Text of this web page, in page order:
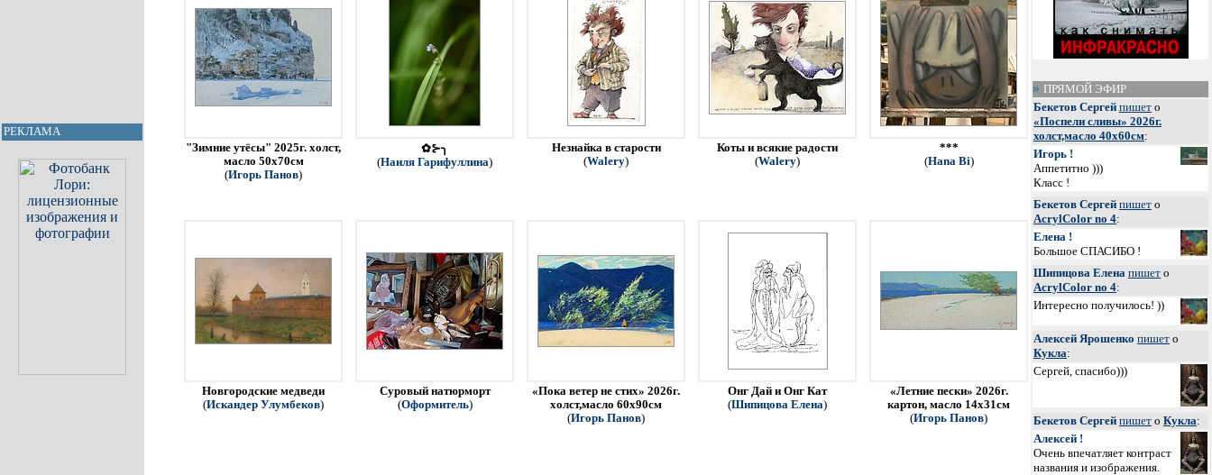
РЕКЛАМА
"Зимние утёсы" 2025г. холст,
масло 50х70см
(Игорь Панов)
✿⊱╮
(Наиля Гарифуллина)
Незнайка в старости
(Walery)
Коты и всякие радости
(Walery)
***
(Hana Bi)
Новгородские медведи
(Искандер Улумбеков)
Суровый натюрморт
(Оформитель)
«Пока ветер не стих» 2026г.
холст,масло 60х90см
(Игорь Панов)
Онг Дай и Онг Кат
(Шипицова Елена)
«Летние пески» 2026г.
картон, масло 14х31см
(Игорь Панов)
ПРЯМОЙ ЭФИР
Бекетов Сергей пишет о
«Поспели сливы» 2026г.
холст,масло 40х60см:
Игорь !
Аппетитно )))
Класс !
Бекетов Сергей пишет о
AcrylColor no 4:
Елена !
Большое СПАСИБО !
Шипицова Елена пишет о
AcrylColor no 4:
Интересно получилось! ))
Алексей Ярошенко пишет о
Кукла:
Сергей, спасибо)))
Бекетов Сергей пишет о Кукла:
Алексей !
Очень впечатляет контраст
названия и изображения.